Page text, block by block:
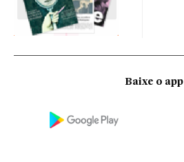
Baixe o app